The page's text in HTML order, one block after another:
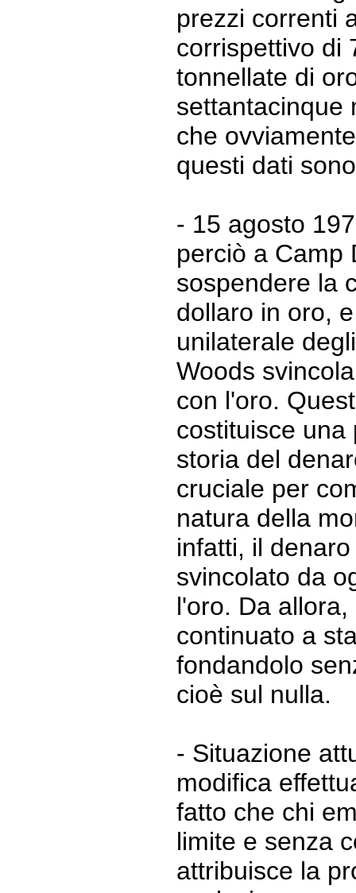
prezzi correnti
corrispettivo di
tonnellate di
settantacinque
che
questi dati
- 15 agosto
perciò a Camp
sospendere la
dollaro in oro,
unilaterale
Woods
con l'oro.
costituisce una
storia del
cruciale per
natura della
infatti, il
svincolato da
l'oro. Da
continuato a
fondandolo
cioè sul nulla.
- Situazione
modifica
fatto che chi
limite e senza
attribuisce la